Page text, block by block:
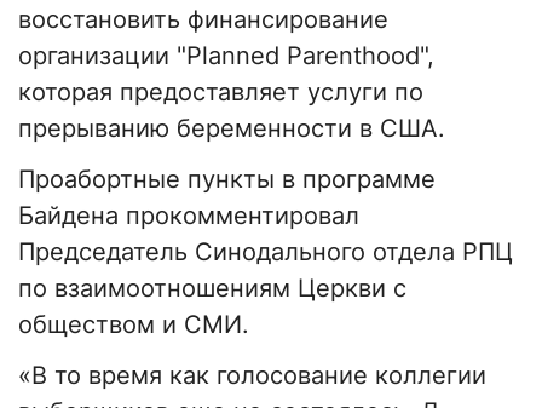
восстановить финансирование
организации "Planned Parenthood",
которая предоставляет услуги по
прерыванию беременности в США.
Проабортные пункты в программе
Байдена прокомментировал
Председатель Синодального отдела РПЦ
по взаимоотношениям Церкви с
обществом и СМИ.
«В то время как голосование коллегии